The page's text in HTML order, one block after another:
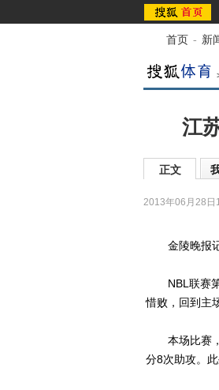
首页 - 新
江
正文
2013年06月28日
金陵晚报记
NBL联赛第
惜败，回到主
本场比赛，
分8次助攻。